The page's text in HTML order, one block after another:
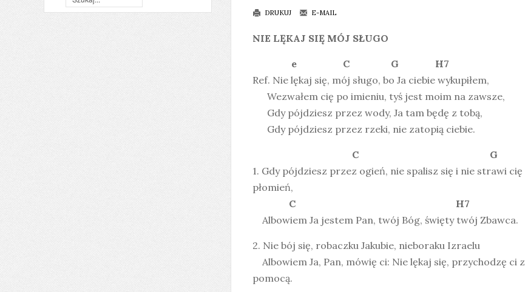
DRUKUJ E-MAIL
NIE LĘKAJ SIĘ MÓJ SŁUGO
e C G H7
Ref. Nie lękaj się, mój sługo, bo Ja ciebie wykupiłem,
Wezwałem cię po imieniu, tyś jest moim na zawsze,
Gdy pójdziesz przez wody, Ja tam będę z tobą,
Gdy pójdziesz przez rzeki, nie zatopią ciebie.
C G
1. Gdy pójdziesz przez ogień, nie spalisz się i nie strawi cię
płomień,
C H7
Albowiem Ja jestem Pan, twój Bóg, święty twój Zbawca.
2. Nie bój się, robaczku Jakubie, nieboraku Izraelu
Albowiem Ja, Pan, mówię ci: Nie lękaj się, przychodzę ci z
pomocą.